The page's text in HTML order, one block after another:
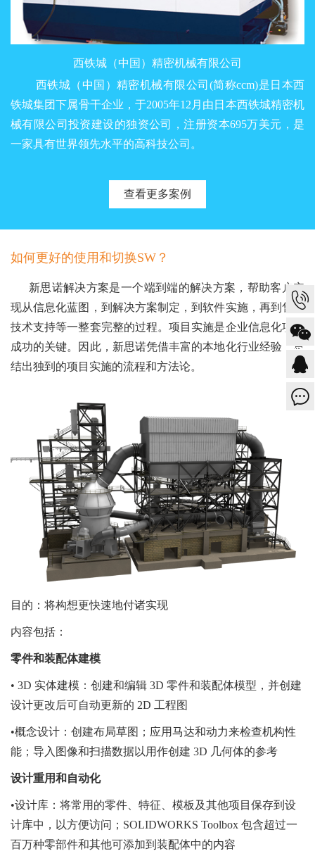
西铁城（中国）精密机械有限公司
西铁城（中国）精密机械有限公司(简称ccm)是日本西
铁城集团下属骨干企业，于2005年12月由日本西铁城精密机
械有限公司投资建设的独资公司，注册资本695万美元，是
一家具有世界领先水平的高科技公司。
查看更多案例
如何更好的使用和切换SW？
新思诺解决方案是一个端到端的解决方案，帮助客户实
现从信息化蓝图，到解决方案制定，到软件实施，再到售后
技术支持等一整套完整的过程。项目实施是企业信息化项目
成功的关键。因此，新思诺凭借丰富的本地化行业经验，总
结出独到的项目实施的流程和方法论。
目的：将构想更快速地付诸实现
内容包括：
零件和装配体建模
• 3D 实体建模：创建和编辑 3D 零件和装配体模型，并创建
设计更改后可自动更新的 2D 工程图
•概念设计：创建布局草图；应用马达和动力来检查机构性
能；导入图像和扫描数据以用作创建 3D 几何体的参考
设计重用和 自动化
•设计库：将常用的零件、特征、模板及其他项目保存到设
计库中，以方便访问；SOLIDWORKS Toolbox 包含超过一
百万种零部件和其他可添加到装配体中的内容